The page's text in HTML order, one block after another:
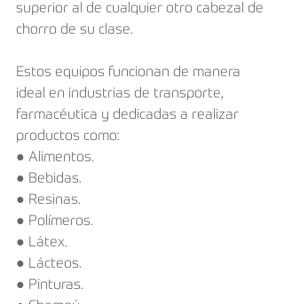
superior al de cualquier otro cabezal de
chorro de su clase.
Estos equipos funcionan de manera
ideal en industrias de transporte,
farmacéutica y dedicadas a realizar
productos como:
● Alimentos.
● Bebidas.
● Resinas.
● Polímeros.
● Látex.
● Lácteos.
● Pinturas.